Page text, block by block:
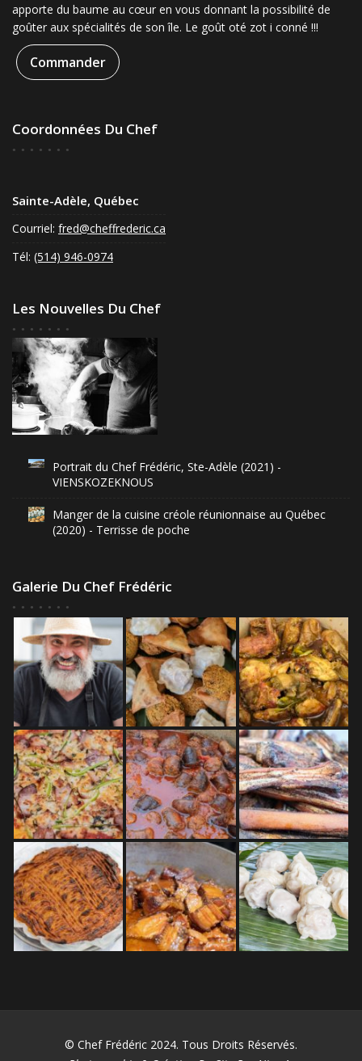
apporte du baume au cœur en vous donnant la possibilité de
goûter aux spécialités de son île. Le goût oté zot i conné !!!
Commander
Coordonnées Du Chef
Sainte-Adèle, Québec
Courriel: fred@cheffrederic.ca
Tél: (514) 946-0974
Les Nouvelles Du Chef
Portrait du Chef Frédéric, Ste-Adèle (2021) -
VIENSKOZEKNOUS
Manger de la cuisine créole réunionnaise au Québec
(2020) - Terrisse de poche
Galerie Du Chef Frédéric
© Chef Frédéric 2024. Tous Droits Réservés.